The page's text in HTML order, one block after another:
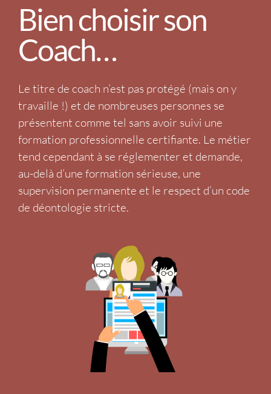
Bien choisir son
Coach…
Le titre de coach n’est pas protégé (mais on y
travaille !) et de nombreuses personnes se
présentent comme tel sans avoir suivi une
formation professionnelle certifiante. Le métier
tend cependant à se réglementer et demande,
au-delà d’une formation sérieuse, une
supervision permanente et le respect d’un code
de déontologie stricte.